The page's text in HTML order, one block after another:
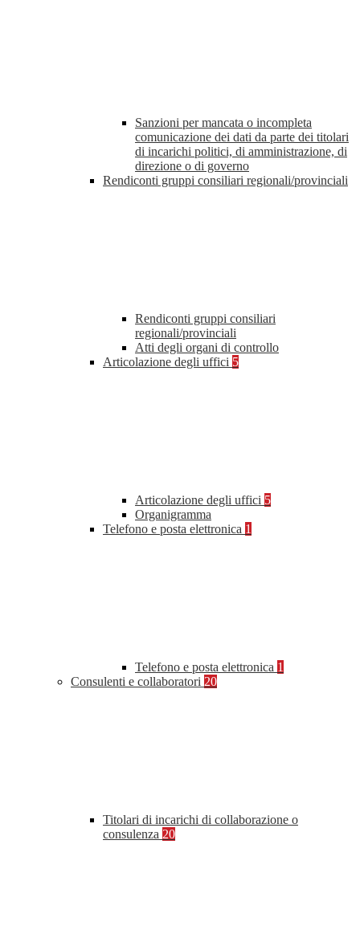
Sanzioni per mancata o incompleta
comunicazione dei dati da parte dei titolari
di incarichi politici, di amministrazione, di
direzione o di governo
Rendiconti gruppi consiliari regionali/provinciali
Rendiconti gruppi consiliari
regionali/provinciali
Atti degli organi di controllo
Articolazione degli uffici 5
Articolazione degli uffici 5
Organigramma
Telefono e posta elettronica 1
Telefono e posta elettronica 1
Consulenti e collaboratori 20
Titolari di incarichi di collaborazione o
consulenza 20